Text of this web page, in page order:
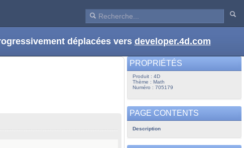
déplacées vers developer.4d.com
PROPRIÉTÉS
Produit : 4D
Thème : Math
Numéro : 705179
PAGE CONTENTS
Description